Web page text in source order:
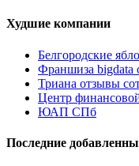
Худшие компании
Белгородские
Франшиза bigdata
Триана отзывы
Центр
ЮАП СПб
Последние